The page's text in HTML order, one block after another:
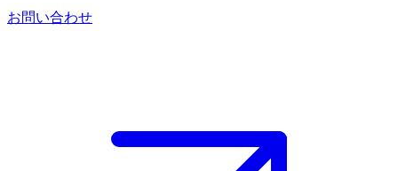
お問い合わせ